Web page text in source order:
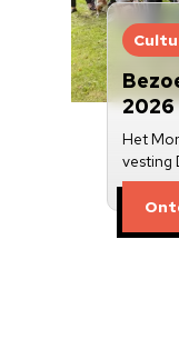
2026
Het
vesting